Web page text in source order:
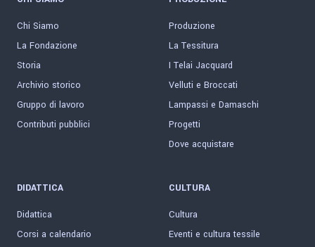
Chi Siamo
La Fondazione
Storia
Archivio storico
Gruppo di lavoro
Contributi pubblici
Produzione
La Tessitura
I Telai Jacquard
Velluti e Broccati
Lampassi e Damaschi
Progetti
Dove acquistare
DIDATTICA
Didattica
Corsi a calendario
CULTURA
Cultura
Eventi e cultura tessile